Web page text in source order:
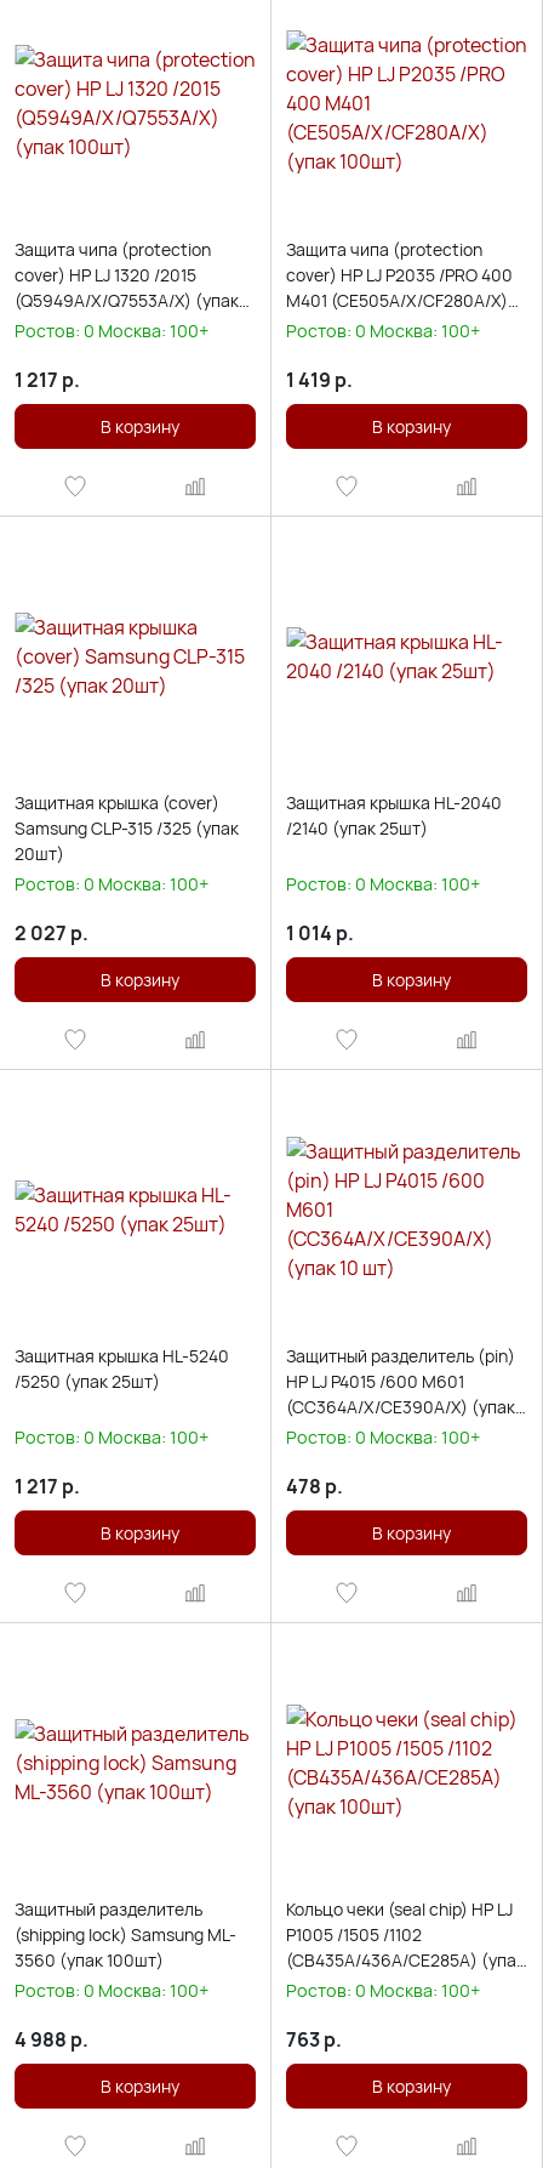
Защита чипа (protection
cover) HP LJ 1320 /2015
(Q5949A/X/Q7553A/X) (упак
100шт)
Ростов: 0 Москва: 100+
1 217 р.
В корзину
Защита чипа (protection
cover) HP LJ P2035 /PRO 400
M401 (CE505A/X/CF280A/X)
(упак 100шт)
Ростов: 0 Москва: 100+
1 419 р.
В корзину
Защитная крышка (cover)
Samsung CLP-315 /325 (упак
20шт)
Ростов: 0 Москва: 100+
2 027 р.
В корзину
Защитная крышка HL-2040
/2140 (упак 25шт)
Ростов: 0 Москва: 100+
1 014 р.
В корзину
Защитная крышка HL-5240
/5250 (упак 25шт)
Ростов: 0 Москва: 100+
1 217 р.
В корзину
Защитный разделитель (pin)
HP LJ P4015 /600 M601
(CC364A/X/CE390A/X) (упак
10 шт)
Ростов: 0 Москва: 100+
478 р.
В корзину
Защитный разделитель
(shipping lock) Samsung ML-
3560 (упак 100шт)
Ростов: 0 Москва: 100+
4 988 р.
В корзину
Кольцо чеки (seal chip) HP LJ
P1005 /1505 /1102
(CB435A/436A/CE285A) (упак
100шт)
Ростов: 0 Москва: 100+
763р.
В корзину